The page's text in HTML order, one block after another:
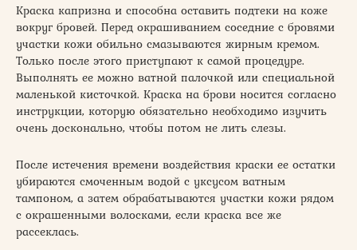
Краска капризна и способна оставить подтеки на коже
вокруг бровей. Перед окрашиванием соседние с бровями
участки кожи обильно смазываются жирным кремом.
Только после этого приступают к самой процедуре.
Выполнять ее можно ватной палочкой или специальной
маленькой кисточкой. Краска на брови носится согласно
инструкции, которую обязательно необходимо изучить
очень досконально, чтобы потом не лить слезы.
После истечения времени воздействия краски ее остатки
убираются смоченным водой с уксусом ватным
тампоном, а затем обрабатываются участки кожи рядом
с окрашенными волосками, если краска все же
рассеклась.